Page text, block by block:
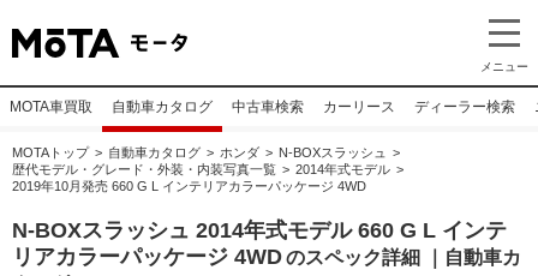
メニュー
MOTA車買取 自動車カタログ 中古車検索 カーリース ディーラー検索
MOTAトップ 自動車カタログ ホンダ
N-BOXスラッシュ
歴代モデル・グレード・外装・内装写真一覧
2014年式モデル
2019年10月発売 660 G L インテリアカラーパッケージ 4WD
N-BOXスラッシュ 2014年式モデル 660 G L インテ
リアカラーパッケージ 4WDのスペック詳細 ｜自動車カ